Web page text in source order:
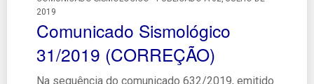
2019
Comunicado Sismológico
31/2019 (CORREÇÃO)
Na sequência do comunicado 632/2019, emitido